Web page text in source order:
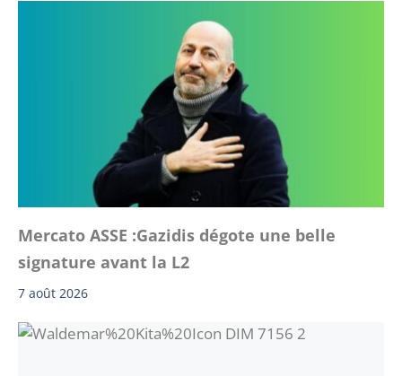
Mercato ASSE :Gazidis dégote une belle
signature avant la L2
7 août 2026